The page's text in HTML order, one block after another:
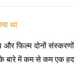
और फिल्म दोनों संस्करणों
बारे में कम से कम एक हद